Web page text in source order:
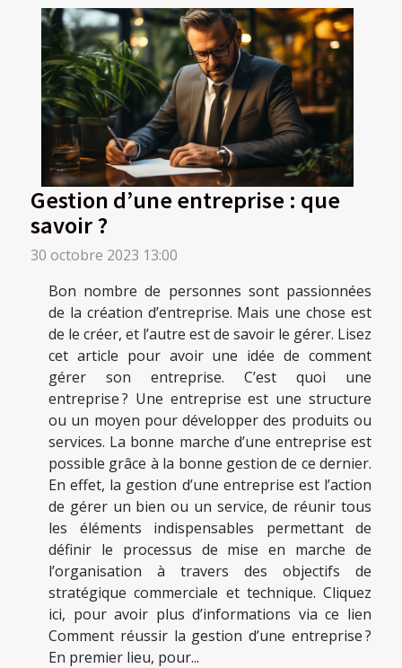
Gestion d’une entreprise : que
savoir ?
30 octobre 2023 13:00
Bon nombre de personnes sont passionnées
de la création d’entreprise. Mais une chose est
de le créer, et l’autre est de savoir le gérer. Lisez
cet article pour avoir une idée de comment
gérer son entreprise. C’est quoi une
entreprise ? Une entreprise est une structure
ou un moyen pour développer des produits ou
services. La bonne marche d’une entreprise est
possible grâce à la bonne gestion de ce dernier.
En effet, la gestion d’une entreprise est l’action
de gérer un bien ou un service, de réunir tous
les éléments indispensables permettant de
définir le processus de mise en marche de
l’organisation à travers des objectifs de
stratégique commerciale et technique. Cliquez
ici, pour avoir plus d’informations via ce lien
Comment réussir la gestion d’une entreprise ?
En premier lieu, pour...